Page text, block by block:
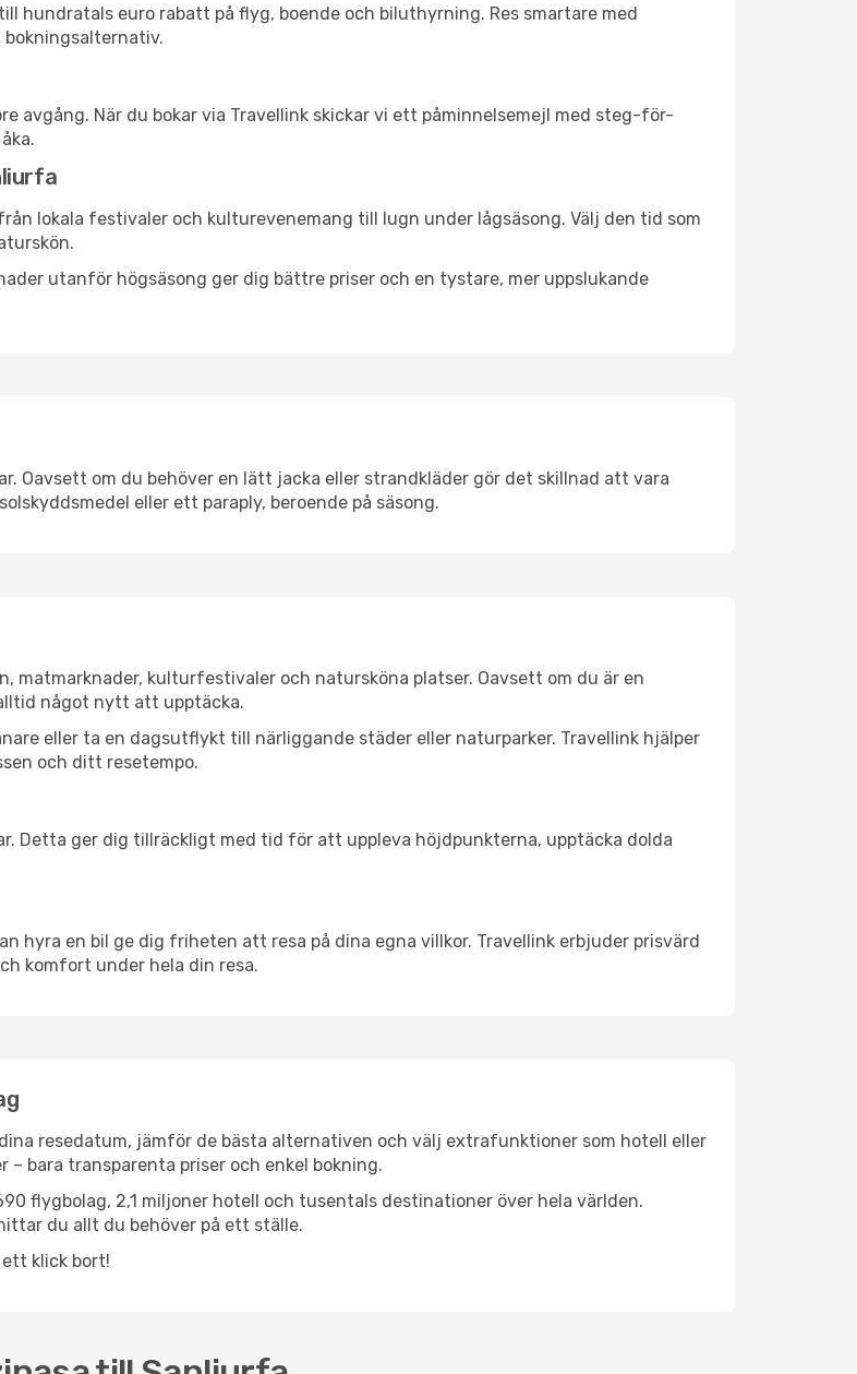
hundratals euro rabatt på flyg, boende och biluthyrning. Res smartare med
avgång. När du bokar via Travellink skickar vi ett påminnelsemejl med steg-för-
lokala festivaler och kulturevenemang till lugn under lågsäsong. Välj den tid som
utanför högsäsong ger dig bättre priser och en tystare, mer uppslukande
Oavsett om du behöver en lätt jacka eller strandkläder gör det skillnad att vara
eller ett paraply, beroende på säsong.
matmarknader, kulturfestivaler och natursköna platser. Oavsett om du är en
något nytt att upptäcka.
eller ta en dagsutflykt till närliggande städer eller naturparker. Travellink hjälper
och ditt resetempo.
Detta ger dig tillräckligt med tid för att uppleva höjdpunkterna, upptäcka dolda
hyra en bil ge dig friheten att resa på dina egna villkor. Travellink erbjuder prisvärd
komfort under hela din resa.
resedatum, jämför de bästa alternativen och välj extrafunktioner som hotell eller
bara transparenta priser och enkel bokning.
flygbolag, 2,1 miljoner hotell och tusentals destinationer över hela världen.
du allt du behöver på ett ställe.
klick bort!